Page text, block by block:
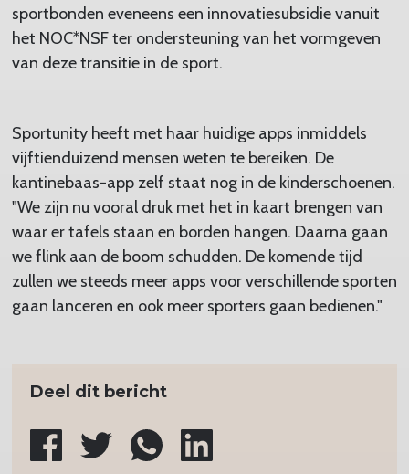
sportbonden eveneens een innovatiesubsidie vanuit
het NOC*NSF ter ondersteuning van het vormgeven
van deze transitie in de sport.
Sportunity heeft met haar huidige apps inmiddels
vijftienduizend mensen weten te bereiken. De
kantinebaas-app zelf staat nog in de kinderschoenen.
"We zijn nu vooral druk met het in kaart brengen van
waar er tafels staan en borden hangen. Daarna gaan
we flink aan de boom schudden. De komende tijd
zullen we steeds meer apps voor verschillende sporten
gaan lanceren en ook meer sporters gaan bedienen."
Deel dit bericht